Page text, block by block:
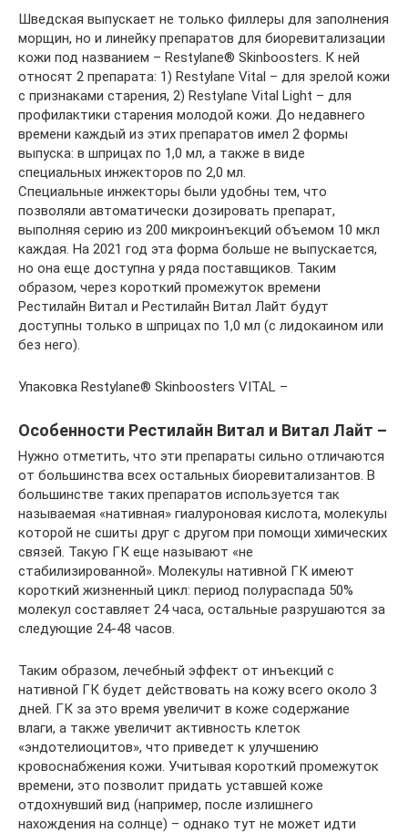
Шведская выпускает не только филлеры для заполнения
морщин, но и линейку препаратов для биоревитализации
кожи под названием – Restylane® Skinboosters. К ней
относят 2 препарата: 1) Restylane Vital – для зрелой кожи
с признаками старения, 2) Restylane Vital Light – для
профилактики старения молодой кожи. До недавнего
времени каждый из этих препаратов имел 2 формы
выпуска: в шприцах по 1,0 мл, а также в виде
специальных инжекторов по 2,0 мл.
Специальные инжекторы были удобны тем, что
позволяли автоматически дозировать препарат,
выполняя серию из 200 микроинъекций объемом 10 мкл
каждая. На 2021 год эта форма больше не выпускается,
но она еще доступна у ряда поставщиков. Таким
образом, через короткий промежуток времени
Рестилайн Витал и Рестилайн Витал Лайт будут
доступны только в шприцах по 1,0 мл (с лидокаином или
без него).
Упаковка Restylane® Skinboosters VITAL –
Особенности Рестилайн Витал и Витал Лайт –
Нужно отметить, что эти препараты сильно отличаются
от большинства всех остальных биоревитализантов. В
большинстве таких препаратов используется так
называемая «нативная» гиалуроновая кислота, молекулы
которой не сшиты друг с другом при помощи химических
связей. Такую ГК еще называют «не
стабилизированной». Молекулы нативной ГК имеют
короткий жизненный цикл: период полураспада 50%
молекул составляет 24 часа, остальные разрушаются за
следующие 24-48 часов.
Таким образом, лечебный эффект от инъекций с
нативной ГК будет действовать на кожу всего около 3
дней. ГК за это время увеличит в коже содержание
влаги, а также увеличит активность клеток
«эндотелиоцитов», что приведет к улучшению
кровоснабжения кожи. Учитывая короткий промежуток
времени, это позволит придать уставшей коже
отдохнувший вид (например, после излишнего
нахождения на солнце) – однако тут не может идти